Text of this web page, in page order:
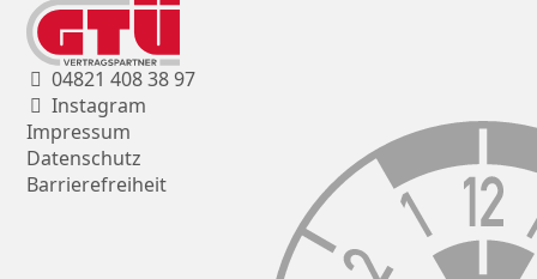
04821 408 38 97
Instagram
Impressum
Datenschutz
Barrierefreiheit